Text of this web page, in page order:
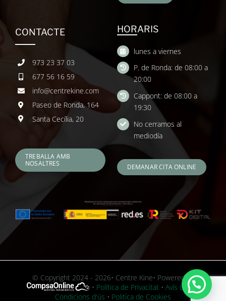
CONTACTE
973 23 37 03
677 56 16 59
info@centrekine.com
Paseo de Ronda, 164
Santa Cecília, 20
TREBALLA AMB
NOSALTRES
HORARIS
lunes a viernes
P. de Ronda: de 08:00 a
20:00
Cappont: de 08:00 a
19:30
No cerramos al
mediodía
DEMANAR CITA ONLINE
© Copyright 2024 - 2026• Centre Kine• Powered by
• Política de Privacitat • Avís Legal i
Condicions d'ús • Politica de Cookies